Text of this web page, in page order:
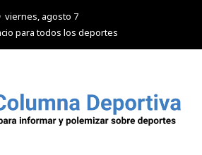
viernes, agosto 7
para todos los deportes